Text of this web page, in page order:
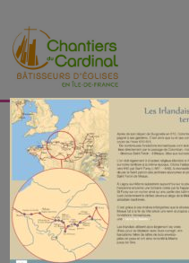
Chantiers
du
Cardinal
Parcours Saint-Colomban